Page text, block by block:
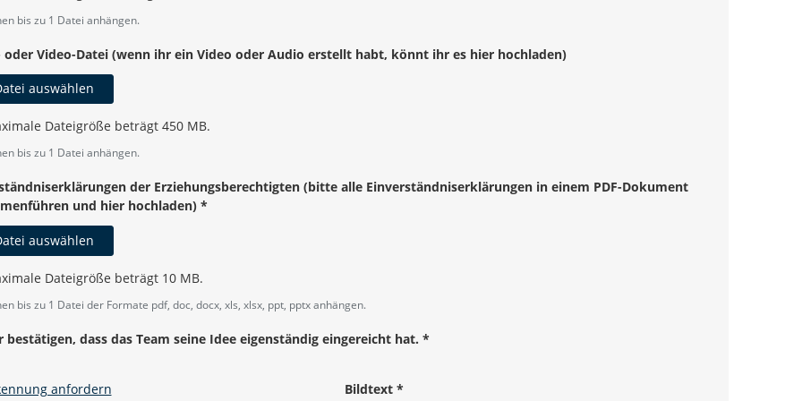
bis zu 1 Datei anhängen.
oder Video-Datei (wenn ihr ein Video oder Audio erstellt habt, könnt ihr es hier hochladen)
auswählen
Dateigröße beträgt 450 MB.
bis zu 1 Datei anhängen.
der Erziehungsberechtigten (bitte alle Einverständniserklärungen in einem PDF-Dokument
und hier hochladen)*
auswählen
Dateigröße beträgt 10 MB.
bis zu 1 Datei der Formate pdf, doc, docx, xls, xlsx, ppt, pptx anhängen.
bestätigen, dass das Team seine Idee eigenständig eingereicht hat. *
anfordern Bildtext*